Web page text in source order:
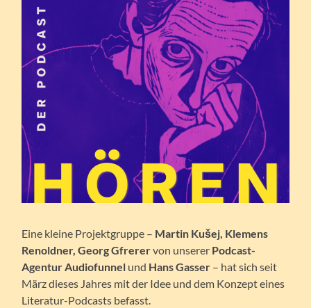
Eine kleine Projektgruppe – Martin Kušej, Klemens
Renoldner, Georg Gfrerervon unserer Podcast-
Agentur Audiofunnel und Hans Gasser – hat sich seit
März dieses Jahres mit der Idee und dem Konzept eines
Literatur-Podcasts befasst.